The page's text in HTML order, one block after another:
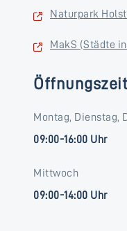
Naturpark
MakS (Städte
Montag, Dienstag,
09:00-16:00 Uhr
Mittwoch
09:00-14:00 Uhr